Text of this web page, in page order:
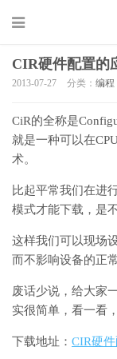
CIR硬件配置的
2013-07-27 分类： 编程
CiR的全称是
就是一种可以在
术。
比起平常我们在进
模式才能下载，是
这样我们可以现场
而不影响设备的正
废话少说，给大家
实很简单，看一看
下载地址： CIR硬